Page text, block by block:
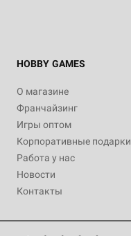
HOBBY GAMES
О магазине
Франчайзинг
Игры оптом
Корпоративные подарки
Работа у нас
Новости
Контакты